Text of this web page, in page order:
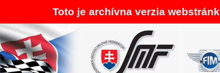
Toto je archívna verzia